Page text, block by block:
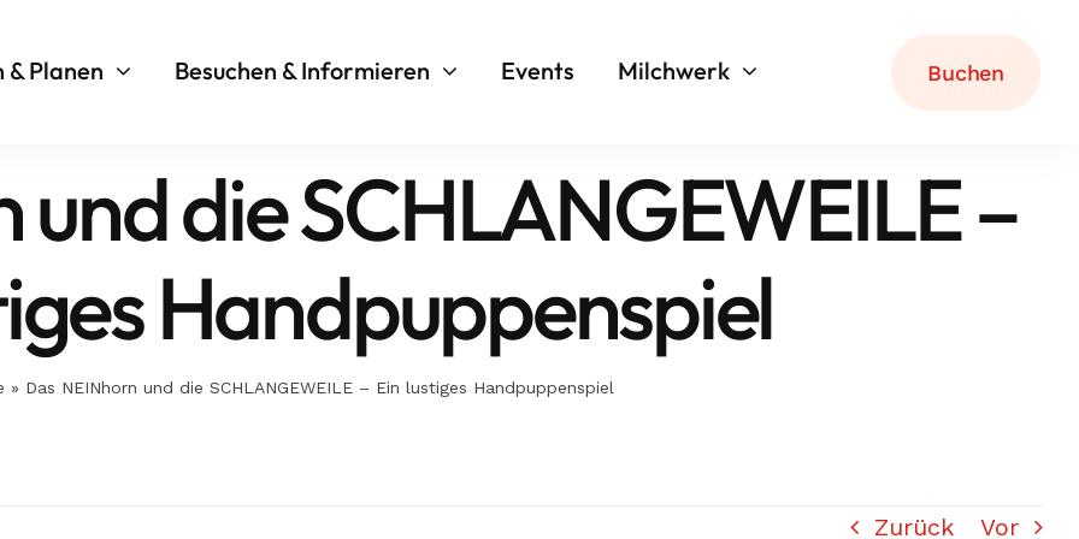
Planen Besuchen & Informieren Events Milchwerk Buchen
und die SCHLANGEWEILE –
Handpuppenspiel
» Das NEINhorn und die SCHLANGEWEILE – Ein lustiges Handpuppenspiel
Zurück Vor